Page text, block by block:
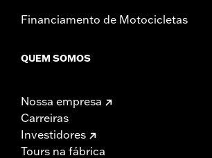
Financiamento de Motocicletas
QUEM SOMOS
Nossa empresa
Carreiras
Investidores
Tours na fábrica